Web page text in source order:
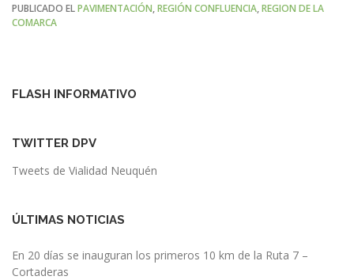
PUBLICADO ELPAVIMENTACIÓN,REGIÓN CONFLUENCIA,REGION DE LA
COMARCA
FLASH INFORMATIVO
TWITTER DPV
Tweets de Vialidad Neuquén
ÚLTIMAS NOTICIAS
En 20 días se inauguran los primeros 10 km de la Ruta 7 –
Cortaderas